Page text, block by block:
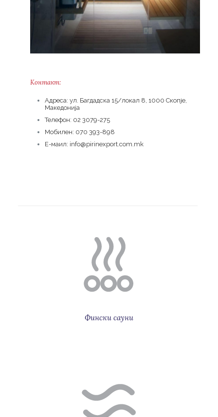
Контакт:
Адреса: ул. Багдадска 15/локал 8, 1000 Скопје,
Македонија
Телефон: 02 3079-275
Мобилен: 070 393-898
Е-маил: info@pirinexport.com.mk
Фински сауни